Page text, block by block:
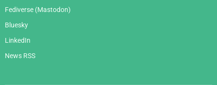
Fediverse (Mastodon)
Bluesky
LinkedIn
News RSS